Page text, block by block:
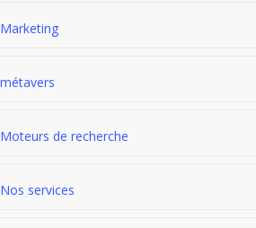
Marketing
métavers
Moteurs de recherche
Nos services